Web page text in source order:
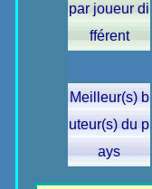
par joueur di
fférent
Meilleur(s) b
uteur(s) du p
ays